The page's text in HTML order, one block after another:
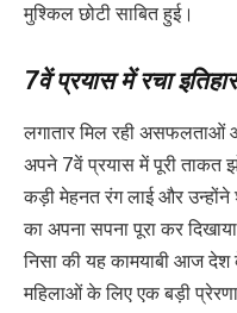
मुश्किल छोटी साबित हुई।
7वें प्रयास में रचा
लगातार मिल रही असफलताओं
अपने 7वें प्रयास में पूरी ताकत
कड़ी मेहनत रंग लाई और
का अपना सपना पूरा कर
निसा की यह कामयाबी आज
महिलाओं के लिए एक बड़ी प्रेरणा